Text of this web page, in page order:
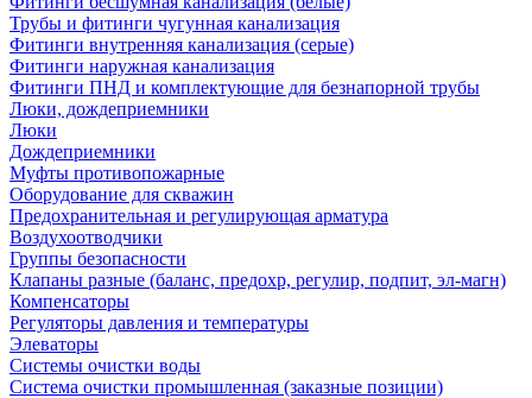
Трубы и фитинги чугунная канализация
Фитинги внутренняя канализация (серые)
Фитинги наружная канализация
Фитинги ПНД и комплектующие для безнапорной трубы
Люки, дождеприемники
Люки
Дождеприемники
Муфты противопожарные
Оборудование для скважин
Предохранительная и регулирующая арматура
Воздухоотводчики
Группы безопасности
Клапаны разные (баланс, предохр, регулир, подпит, эл-магн)
Компенсаторы
Регуляторы давления и температуры
Элеваторы
Системы очистки воды
Система очистки промышленная (заказные позиции)